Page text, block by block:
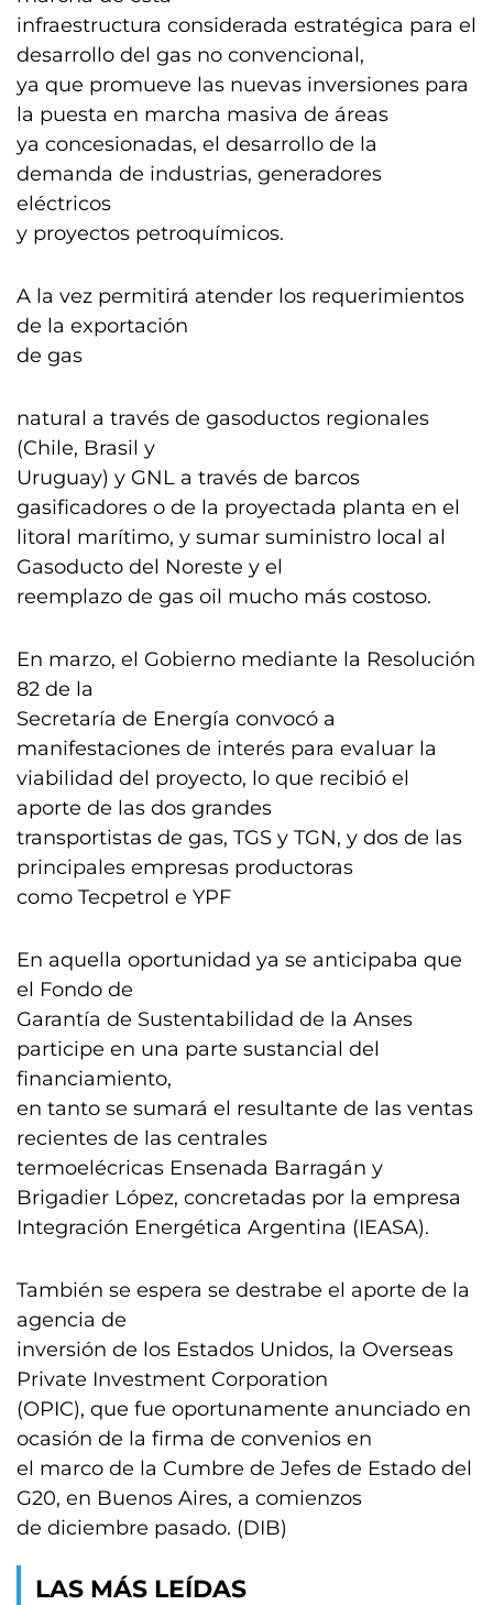
infraestructura considerada estratégica para el
desarrollo del gas no convencional,
ya que promueve las nuevas inversiones para
la puesta en marcha masiva de áreas
ya concesionadas, el desarrollo de la
demanda de industrias, generadores
eléctricos
y proyectos petroquímicos.
A la vez permitirá atender los requerimientos
de la exportación
de gas
natural a través de gasoductos regionales
(Chile, Brasil y
Uruguay) y GNL a través de barcos
gasificadores o de la proyectada planta en el
litoral marítimo, y sumar suministro local al
Gasoducto del Noreste y el
reemplazo de gas oil mucho más costoso.
En marzo, el Gobierno mediante la Resolución
82 de la
Secretaría de Energía convocó a
manifestaciones de interés para evaluar la
viabilidad del proyecto, lo que recibió el
aporte de las dos grandes
transportistas de gas, TGS y TGN, y dos de las
principales empresas productoras
como Tecpetrol e YPF
En aquella oportunidad ya se anticipaba que
el Fondo de
Garantía de Sustentabilidad de la Anses
participe en una parte sustancial del
financiamiento,
en tanto se sumará el resultante de las ventas
recientes de las centrales
termoelécricas Ensenada Barragán y
Brigadier López, concretadas por la empresa
Integración Energética Argentina (IEASA).
También se espera se destrabe el aporte de la
agencia de
inversión de los Estados Unidos, la Overseas
Private Investment Corporation
(OPIC), que fue oportunamente anunciado en
ocasión de la firma de convenios en
el marco de la Cumbre de Jefes de Estado del
G20, en Buenos Aires, a comienzos
de diciembre pasado. (DIB)
LAS MÁS LEÍDAS